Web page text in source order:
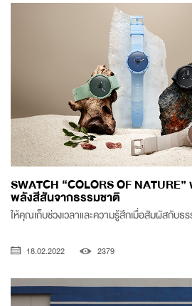
SWATCH “COLORS OF
พลังสีสันจากธรรมชาติ
ให้คุณเก็บช่วงเวลาและความรู้สึกเมื่อสัมผัสกับธ
18.02.2022 2379